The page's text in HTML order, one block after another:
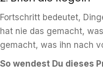
Fortschritt bedeutet,
hat nie das gemacht,
gemacht, was ihn nach
So wendest Du dieses